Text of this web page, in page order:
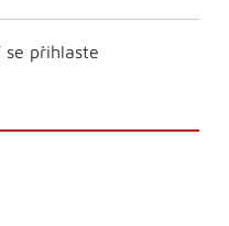
se přihlaste